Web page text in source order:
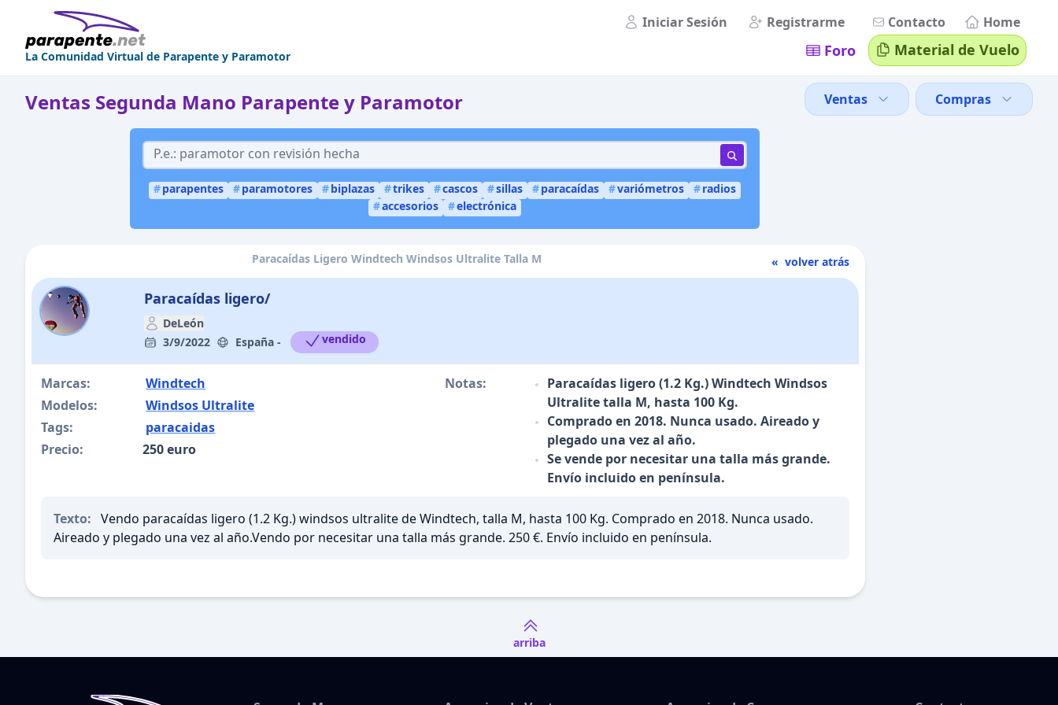
La Comunidad Virtual de Parapente y Paramotor
Iniciar Sesión Registrarme Contacto Home
Foro Material de Vuelo
Ventas Segunda Mano Parapente y Paramotor Ventas Compras
#parapentes #paramotores #biplazas #trikes #cascos #sillas #paracaídas #variómetros #radios
#accesorios #electrónica
Paracaídas Ligero Windtech Windsos Ultralite Talla M « volver atrás
Paracaídas ligero/
DeLeón
3/9/2022
España - vendido
Marcas:
Windtech
Modelos:
Windsos Ultralite
Tags:
paracaidas
Precio:
250 euro
Notas:
Paracaídas ligero (1.2 Kg.) Windtech Windsos
Ultralite talla M, hasta 100 Kg.
Comprado en 2018. Nunca usado. Aireado y
plegado una vez al año.
Se vende por necesitar una talla más grande.
Envío incluido en península.
Texto: Vendo paracaídas ligero (1.2 Kg.) windsos ultralite de Windtech, talla M, hasta 100 Kg. Comprado en 2018. Nunca usado.
Aireado y plegado una vez al año.Vendo por necesitar una talla más grande. 250 €. Envío incluido en península.
arriba